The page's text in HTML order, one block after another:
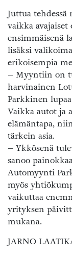
Juttua
vaikka avajaiset
ensimmäisenä
lisäksi
erikoisempia
– Myyntiin on
harvinainen
Parkkinen
Vaikka autot ja
elämäntapa,
tärkein asia.
– Ykkösenä
sanoo
Automyynti
myös
vaikuttaa
yrityksen
mukana.
JARNO